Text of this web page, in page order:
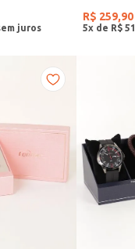
R$ 259,90
5x de R$ 51